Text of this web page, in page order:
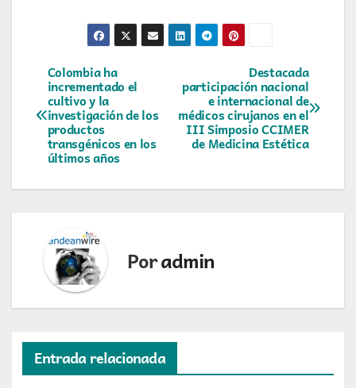
Navegación
de
entradas
Destacada
participación nacional
e internacional de
médicos cirujanos en el
III Simposio CCIMER
de Medicina Estética
Colombia ha
incrementado el
cultivo y la
investigación de los
productos
transgénicos en los
últimos años
Poradmin
Entrada relacionada